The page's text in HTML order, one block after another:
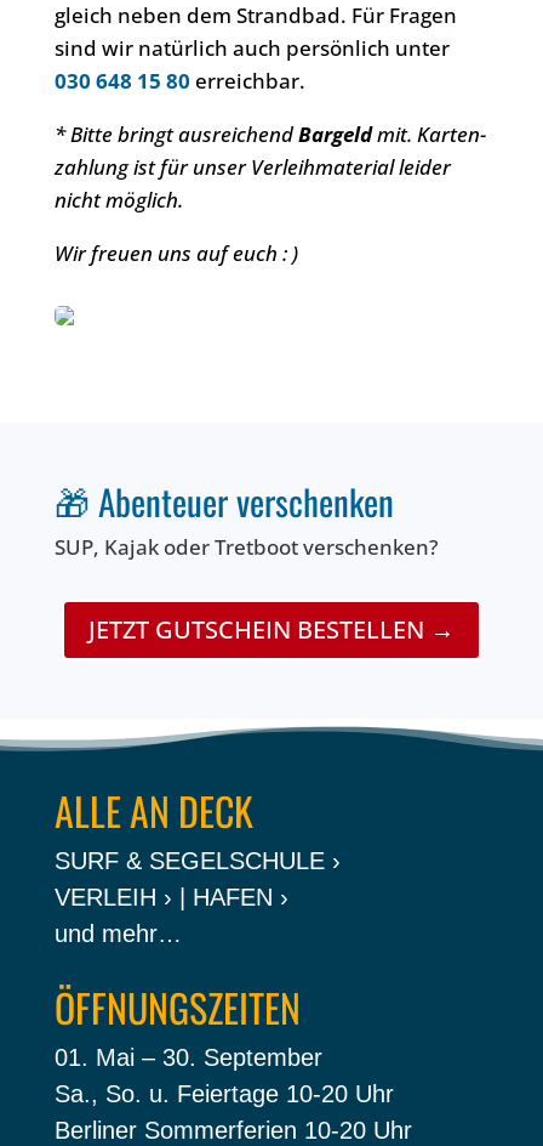
gleich neben dem Strandbad. Für Fragen
sind wir natürlich auch persönlich unter
030 648 15 80 erreichbar.
* Bitte bringt ausreichendBargeldmit. Karten­
zahlung ist für unser Verleihmaterial leider
nicht möglich.
Wir freuen uns auf euch : )
🎁 Abenteuer verschenken
SUP, Kajak oder Tretboot verschenken?
JETZT GUTSCHEIN BESTELLEN →
ALLE AN DECK
SURF & SEGELSCHULE ›
VERLEIH ›
HAFEN ›
und mehr…
ÖFFNUNGSZEITEN
01. Mai – 30. September
Sa., So. u. Feiertage 10-20 Uhr
Berliner Sommerferien 10-20 Uhr